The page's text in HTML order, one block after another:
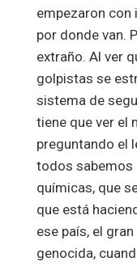
empezaron con
por donde van.
extraño. Al ver
golpistas se
sistema de
tiene que ver el
preguntando el
todos sabemos
químicas, que
que está
ese país, el
genocida,